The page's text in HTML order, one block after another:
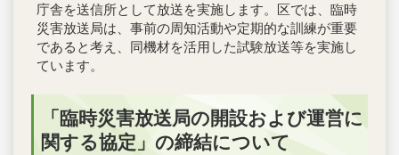
庁舎を送信所として放送を実施します。区では、臨時
災害放送局は、事前の周知活動や定期的な訓練が重要
であると考え、同機材を活用した試験放送等を実施し
ています。
「臨時災害放送局の開設および運営に
関する協定」の締結について